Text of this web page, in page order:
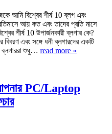
আমি বিশ্বের শীর্ষ 10 ব্লগ এবং
আয় কত এবং তাদের প্রতি মাসে
শীর্ষ 10 উপার্জনকারী ব্লগার কে?
এবং সঙ্গে ধনী ব্লগারদের একটি
ব্লগাররা শুধু… read more »
PC/Laptop